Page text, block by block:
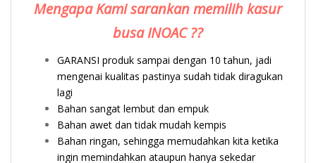
Mengapa Kami sarankan memilih kasur
busa INOAC ??
GARANSI produk sampai dengan 10 tahun, jadi
mengenai kualitas pastinya sudah tidak diragukan
lagi
Bahan sangat lembut dan empuk
Bahan awet dan tidak mudah kempis
Bahan ringan, sehingga memudahkan kita ketika
ingin memindahkan ataupun hanya sekedar